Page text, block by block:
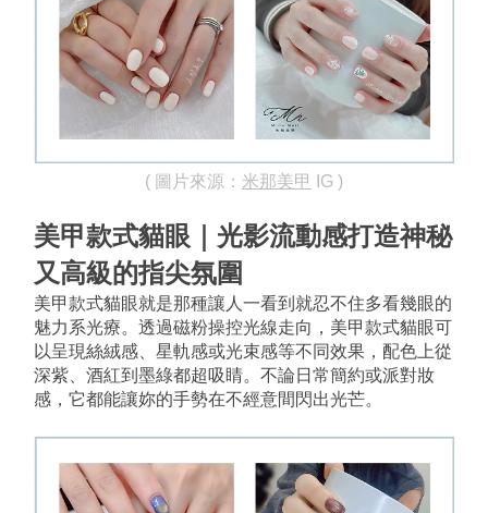
( 圖片來源： 米那美甲 IG )
美甲款式貓眼｜光影流動感打造神秘
又高級的指尖氛圍
美甲款式貓眼就是那種讓人一看到就忍不住多看幾眼的
魅力系光療。透過磁粉操控光線走向，美甲款式貓眼可
以呈現絲絨感、星軌感或光束感等不同效果，配色上從
深紫、酒紅到墨綠都超吸睛。不論日常簡約或派對妝
感，它都能讓妳的手勢在不經意間閃出光芒。